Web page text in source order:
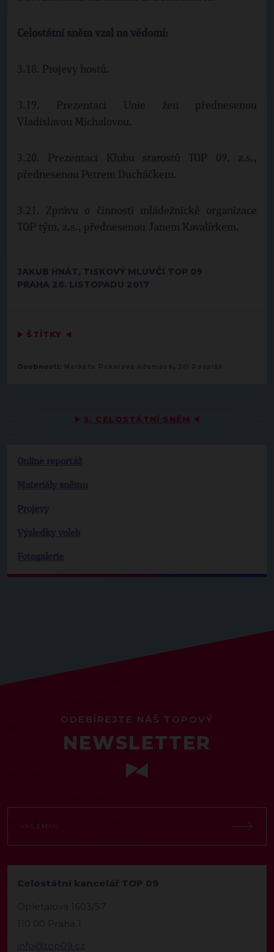
▶ 5. CELOSTÁTNÍ SNĚM ◀
Celostátní sněm vzal na vědomí:
3.18. Projevy hostů.
3.19. Prezentaci Unie žen přednesenou
Vladislavou Michalovou.
3.20. Prezentaci Klubu starostů TOP 09, z.s.,
přednesenou Petrem Ducháčkem.
3.21. Zprávu o činnosti mládežnické organizace
TOP tým, z.s., přednesenou Janem Kavalírkem.
JAKUB HNÁT, TISKOVÝ MLUVČÍ TOP 09
PRAHA 26. LISTOPADU 2017
▶ ŠTÍTKY ◀
Osobnosti: Markéta Pekarová Adamová , Jiří Pospíšil
ODEBÍREJTE NÁŠ TOPOVÝ
NEWSLETTER
Celostátní kancelář TOP 09
Opletalova 1603/57
110 00 Praha 1
info@top09.cz